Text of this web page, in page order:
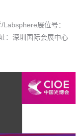
展位号：
：深圳国际会展中心